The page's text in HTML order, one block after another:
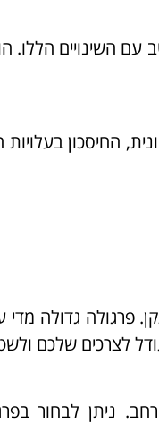
השינויים הללו.
החיסכון
פרגולה גדולה
לצרכים שלכם
ניתן לבחור